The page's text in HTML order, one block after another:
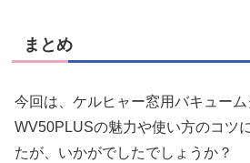
まとめ
今回は、ケルヒャー窓用バキュー
WV50PLUSの魅力や使い方のコツ
たが、いかがでしたでしょうか？